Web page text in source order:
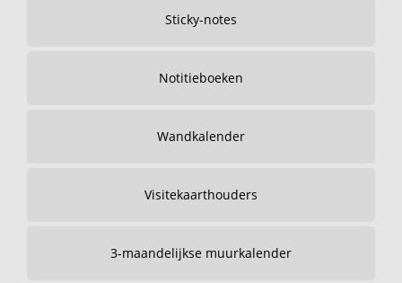
Sticky-notes
Notitieboeken
Wandkalender
Visitekaarthouders
3-maandelijkse muurkalender